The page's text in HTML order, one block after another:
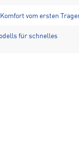
vom ersten
für schnelles